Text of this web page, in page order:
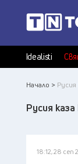
Idealisti
Начало >
Русия
18:12, 28 сеп